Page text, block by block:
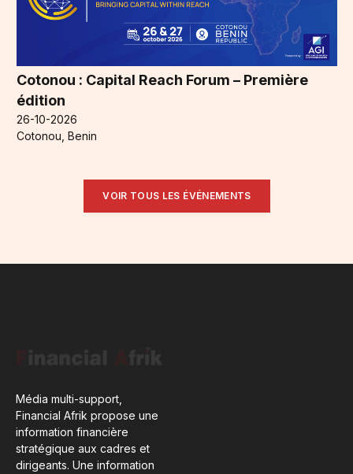
Cotonou : Capital Reach Forum – Première
édition
26-10-2026
Cotonou, Benin
VOIR TOUS LES ÉVÉNEMENTS
Média multi-support,
Financial Afrik propose une
information financière
stratégique aux cadres et
dirigeants. Une information